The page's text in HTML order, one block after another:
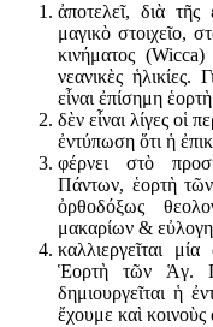
ἀποτελεῖ, διὰ
μαγικὸ στοιχεῖο,
κινήματος
νεανικὲς ἡλικίες.
εἶναι ἐπίσημη
δὲν εἶναι λίγες οἱ
ἐντύπωση ὅτι ἡ
φέρνει στὸ
Πάντων, ἑορτὴ
ὀρθοδόξως
μακαρίων &
καλλιεργεῖται
Ἑορτὴ τῶν Ἁγ.
δημιουργεῖται ἡ
ἔχουμε καὶ κοινοὺς